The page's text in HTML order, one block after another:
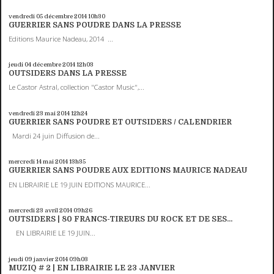
vendredi 05 décembre 201410h30
GUERRIER SANS POUDRE DANS LA PRESSE
Editions Maurice Nadeau, 2014 ...
jeudi 04 décembre 201412h03
OUTSIDERS DANS LA PRESSE
Le Castor Astral, collection "Castor Music",...
vendredi 23 mai 201412h24
GUERRIER SANS POUDRE ET OUTSIDERS / CALENDRIER
Mardi 24 juin Diffusion de...
mercredi 14mai 201413h35
GUERRIER SANS POUDRE AUX EDITIONS MAURICE NADEAU
EN LIBRAIRIE LE 19 JUIN EDITIONS MAURICE...
mercredi 23 avril 2014 09h26
OUTSIDERS | 80 FRANCS-TIREURS DU ROCK ET DE SES...
EN LIBRAIRIE LE 19 JUIN...
jeudi 09 janvier 2014 09h03
MUZIQ # 2 | EN LIBRAIRIE LE 23 JANVIER